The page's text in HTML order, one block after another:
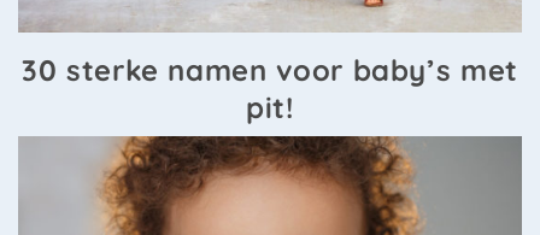
30 sterke namen voor baby’s met
pit!